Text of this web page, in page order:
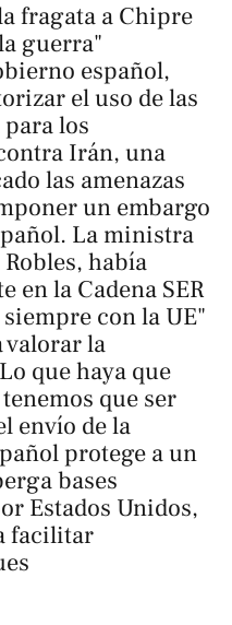
fragata a Chipre
guerra"
español,
el uso de las
para los
Irán, una
las amenazas
un embargo
La ministra
había
en la Cadena SER
siempre con la UE"
valorar la
que haya que
que ser
envío de la
protege a un
bases
Estados Unidos,
facilitar